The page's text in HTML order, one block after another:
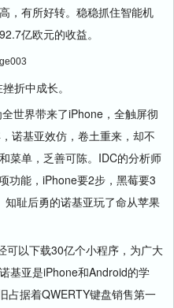
，有所好转。稳稳抓住智能机
亿欧元的收益。
折中成长。
界带来了iPhone，全触屏彻
诺基亚效仿，卷土重来，却不
菜单，乏善可陈。IDC的分析师
功能，iPhone要2步，黑莓要3
耻后勇的诺基亚玩了命从苹果
以下载30亿个小程序，为广大
基亚是iPhone和Android的学
占据着QWERTY键盘销售第一